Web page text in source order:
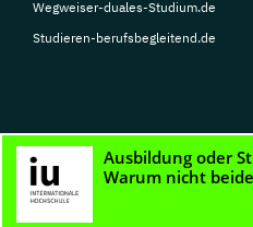
Wegweiser-duales-Studium.de
Studieren-berufsbegleitend.de
© Copyright 2026, TarGroup Media GmbH